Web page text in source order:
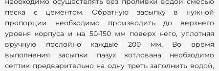
песка с цементом. Обратную засыпку в нужной
пропорции необходимо производить до верхнего
уровня корпуса и на 50-150 мм поверх него, уплотняя
вручную послойно каждые 200 мм. Во время
выполнения засыпки пазух котлована необходимо
септик предварительно на одну треть заполнить водой,